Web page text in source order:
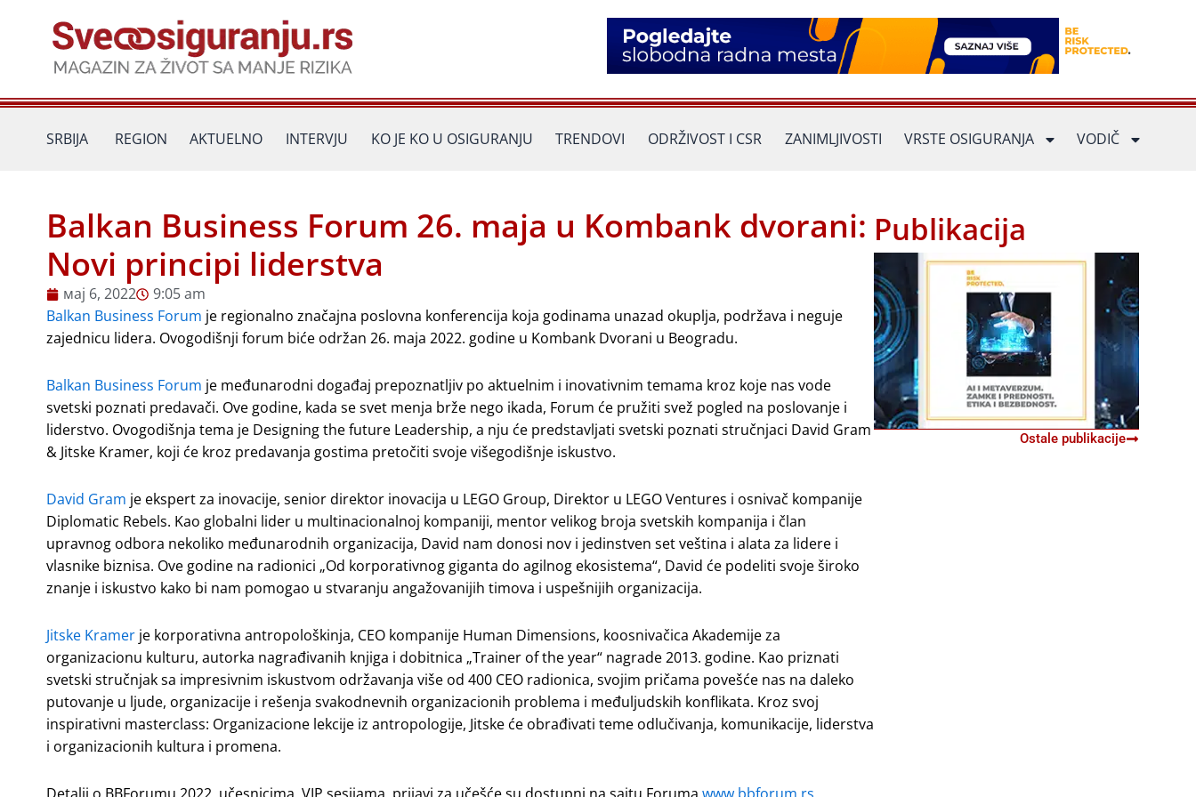
SRBIJA REGION AKTUELNO INTERVJU KO JE KO U OSIGURANJU TRENDOVI ODRŽIVOST I CSR ZANIMLJIVOSTI VRSTE OSIGURANJA VODIČ
Balkan Business Forum 26. maja u Kombank dvorani:
Novi principi liderstva
мај 6, 2022
9:05 am
Balkan Business Forum je regionalno značajna poslovna konferencija koja godinama unazad okuplja, podržava i neguje
zajednicu lidera. Ovogodišnji forum biće održan 26. maja 2022. godine u Kombank Dvorani u Beogradu.
Balkan Business Forum je međunarodni događaj prepoznatljiv po aktuelnim i inovativnim temama kroz koje nas vode
svetski poznati predavači. Ove godine, kada se svet menja brže nego ikada, Forum će pružiti svež pogled na poslovanje i
liderstvo. Ovogodišnja tema je Designing the future Leadership, a nju će predstavljati svetski poznati stručnjaci David Gram
& Jitske Kramer, koji će kroz predavanja gostima pretočiti svoje višegodišnje iskustvo.
David Gram je ekspert za inovacije, senior direktor inovacija u LEGO Group, Direktor u LEGO Ventures i osnivač kompanije
Diplomatic Rebels. Kao globalni lider u multinacionalnoj kompaniji, mentor velikog broja svetskih kompanija i član
upravnog odbora nekoliko međunarodnih organizacija, David nam donosi nov i jedinstven set veština i alata za lidere i
vlasnike biznisa. Ove godine na radionici „Od korporativnog giganta do agilnog ekosistema“, David će podeliti svoje široko
znanje i iskustvo kako bi nam pomogao u stvaranju angažovanijih timova i uspešnijih organizacija.
Jitske Kramer je korporativna antropološkinja, CEO kompanije Human Dimensions, koosnivačica Akademije za
organizacionu kulturu, autorka nagrađivanih knjiga i dobitnica „Trainer of the year“ nagrade 2013. godine. Kao priznati
svetski stručnjak sa impresivnim iskustvom održavanja više od 400 CEO radionica, svojim pričama povešće nas na daleko
putovanje u ljude, organizacije i rešenja svakodnevnih organizacionih problema i međuljudskih konflikata. Kroz svoj
inspirativni masterclass: Organizacione lekcije iz antropologije, Jitske će obrađivati teme odlučivanja, komunikacije, liderstva
i organizacionih kultura i promena.
Publikacija
Ostale publikacije